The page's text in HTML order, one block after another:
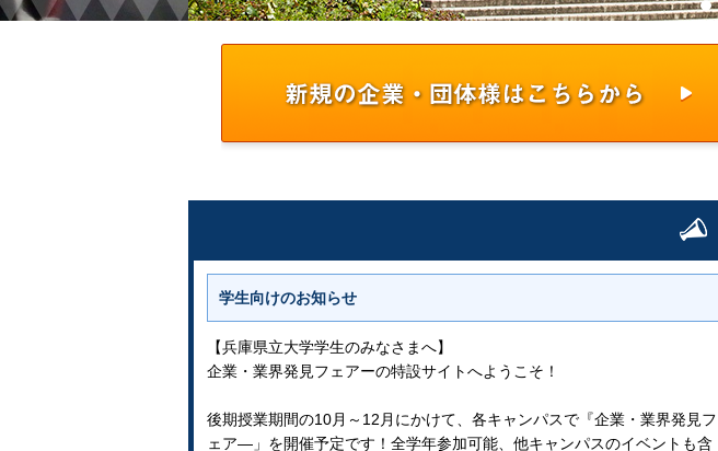
学生向けのお知らせ
【兵庫県立大学学生のみなさまへ】
企業・業界発見フェアーの特設サイトへようこそ！
後期授業期間の10月～12月にかけて、各キャンパスで『企業・業界発見フ
ェア―」を開催予定です！全学年参加可能、他キャンパスのイベントも含